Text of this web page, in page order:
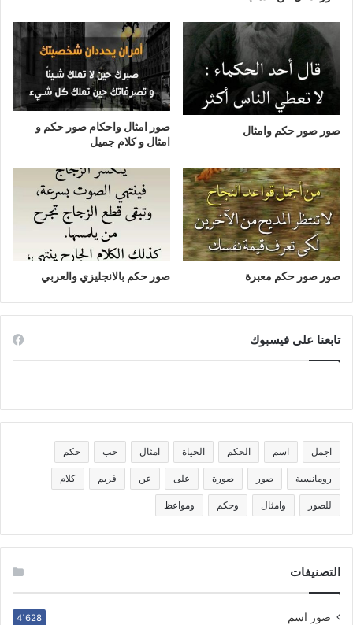
صور صور حكم وامثال
صور امثال واحكام صور حكم و
امثال و كلام جميل
صور صور حكم معبرة صور حكم بالانجليزي والعربي
تابعنا على فيسبوك
اجمل اسم الحكم الحياة امثال حب حكم
رومانسية صور صورة على عن فريم كلام
للصور وامثال وحكم ومواعظ
التصنيفات
صور اسم 4٬628